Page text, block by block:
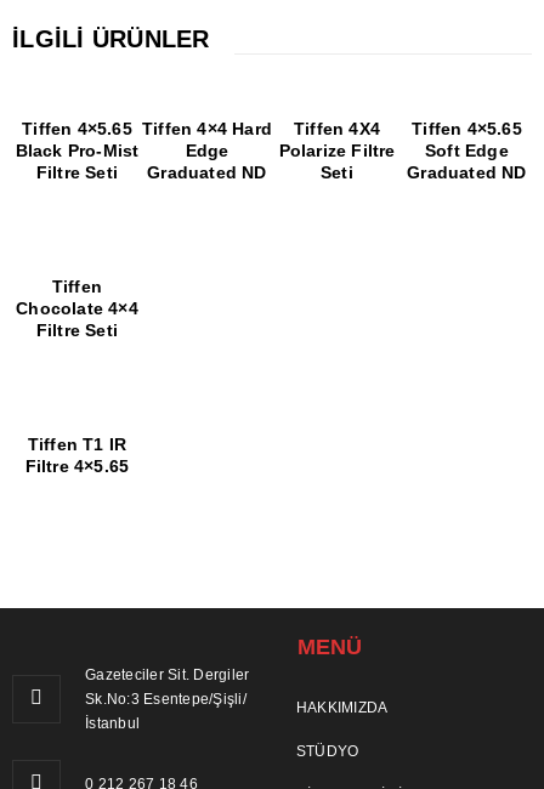
İLGILI ÜRÜNLER
Tiffen 4×5.65
Black Pro-Mist
Filtre Seti
Tiffen 4×4 Hard
Edge
Graduated ND
Tiffen 4X4
Polarize Filtre
Seti
Tiffen 4×5.65
Soft Edge
Graduated ND
Tiffen
Chocolate 4×4
Filtre Seti
Tiffen T1 IR
Filtre 4×5.65
Gazeteciler Sit. Dergiler
Sk.No:3 Esentepe/Şişli/
İstanbul
0 212 267 18 46
MENÜ
HAKKIMIZDA
STÜDYO